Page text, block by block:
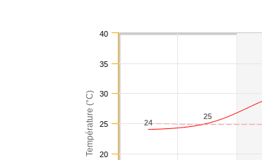
Température (°C) 24
24
25
25
20
25
30
35
40